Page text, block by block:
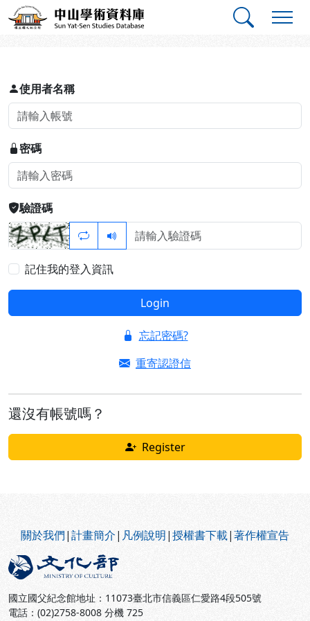
跳到主要內容
中山學術資料庫
登入
使用者名稱
密碼
驗證碼
記住我的登入資訊
Login
忘記密碼?
重寄認證信
還沒有帳號嗎？
Register
關於我們|計畫簡介| 凡例說明|授權書下載|著作權宣告
國立國父紀念館地址：11073臺北市信義區仁愛路4段505號
電話：(02)2758-8008 分機 725